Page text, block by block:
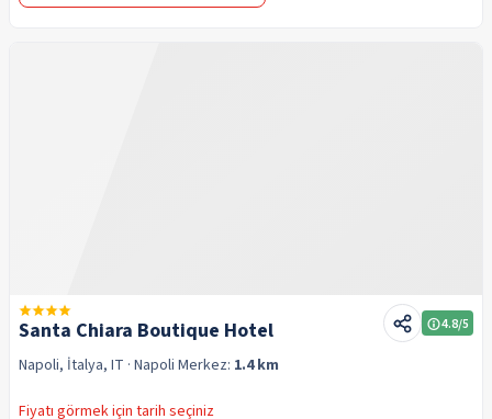
Santa Chiara Boutique Hotel 4.8/5
Napoli, İtalya, IT · Napoli Merkez: 1.4 km
Fiyatı görmek için tarih seçiniz